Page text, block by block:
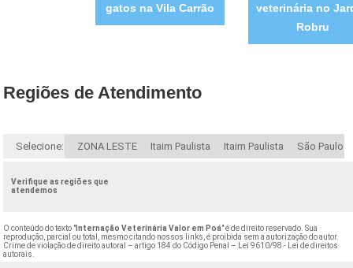
gatos na Vila Carrão
veterinária no
Robru
Regiões de Atendimento
Selecione: ZONA LESTE Itaim Paulista Itaim Paulista São Paulo
Verifique as regiões que
atendemos
O conteúdo do texto " Internação Veterinária Valor em Poá" é de direito reservado. Sua
reprodução, parcial ou total, mesmo citando nossos links, é proibida sem a autorização do autor.
Crime de violação de direito autoral – artigo 184 do Código Penal –
Lei 9610/98 - Lei de direitos
autorais